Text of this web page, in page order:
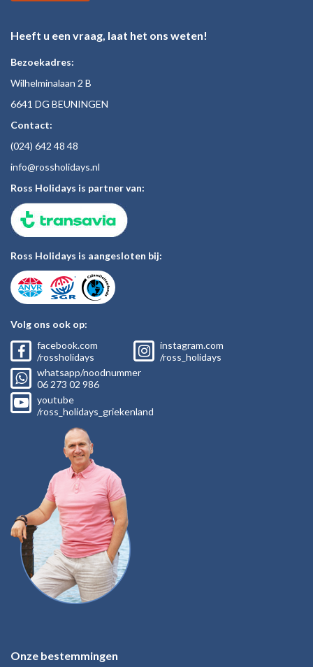
Heeft u een vraag, laat het ons weten!
Bezoekadres:
Wilhelminalaan 2 B
6641 DG BEUNINGEN
Contact:
(024) 642 48 48
info@rossholidays.nl
Ross Holidays is partner van:
Ross Holidays is aangesloten bij:
Volg ons ook op:
facebook.com
/rossholidays
instagram.com
/ross_holidays
whatsapp/noodnummer
06 273 02 986
youtube
/ross_holidays_griekenland
Onze bestemmingen